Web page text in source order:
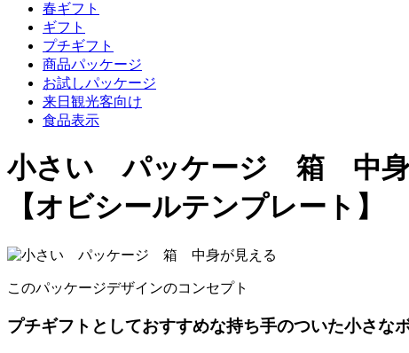
春ギフト
ギフト
プチギフト
商品パッケージ
お試しパッケージ
来日観光客向け
食品表示
小さい パッケージ 箱 中身
【オビシールテンプレート】
このパッケージデザインのコンセプト
プチギフトとしておすすめな持ち手のついた小さな